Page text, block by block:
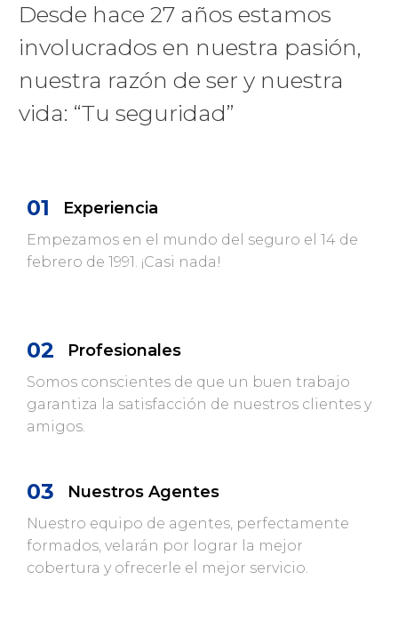
Desde hace 27 años estamos
involucrados en nuestra pasión,
nuestra razón de ser y nuestra
vida: “Tu seguridad”
01 Experiencia
Empezamos en el mundo del seguro el 14 de
febrero de 1991. ¡Casi nada!
02 Profesionales
Somos conscientes de que un buen trabajo
garantiza la satisfacción de nuestros clientes y
amigos.
03 Nuestros Agentes
Nuestro equipo de agentes, perfectamente
formados, velarán por lograr la mejor
cobertura y ofrecerle el mejor servicio.